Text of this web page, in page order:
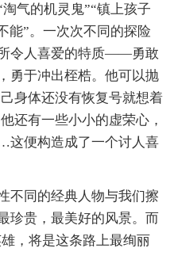
气的机灵鬼”“镇上孩子
能”。一次次不同的探险
令人喜爱的特质——勇敢
勇于冲出桎梏。他可以抛
身体还没有恢复号就想着
还有一些小小的虚荣心，
便构造成了一个讨人喜
不同的经典人物与我们擦
珍贵，最美好的风景。而
，将是这条路上最绚丽